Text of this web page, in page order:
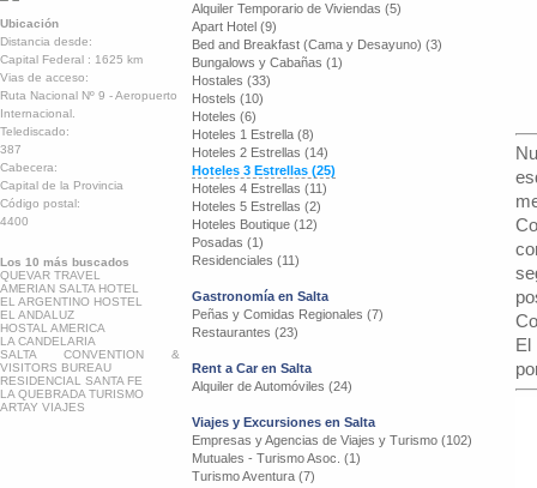
Ubicación
Distancia desde:
Capital Federal : 1625 km
Vias de acceso:
Ruta Nacional Nº 9 - Aeropuerto
Internacional.
Telediscado:
387
Cabecera:
Capital de la Provincia
Código postal:
4400
Los 10 más buscados
QUEVAR TRAVEL
AMERIAN SALTA HOTEL
EL ARGENTINO HOSTEL
EL ANDALUZ
HOSTAL AMERICA
LA CANDELARIA
SALTA CONVENTION &
VISITORS BUREAU
RESIDENCIAL SANTA FE
LA QUEBRADA TURISMO
ARTAY VIAJES
Alquiler Temporario de Viviendas (5)
Apart Hotel (9)
Bed and Breakfast (Cama y Desayuno) (3)
Bungalows y Cabañas (1)
Hostales (33)
Hostels (10)
Hoteles (6)
Hoteles 1 Estrella (8)
Hoteles 2 Estrellas (14)
Hoteles 3 Estrellas (25)
Hoteles 4 Estrellas (11)
Hoteles 5 Estrellas (2)
Hoteles Boutique (12)
Posadas (1)
Residenciales (11)
Gastronomía en Salta
Peñas y Comidas Regionales (7)
Restaurantes (23)
Rent a Car en Salta
Alquiler de Automóviles (24)
Viajes y Excursiones en Salta
Empresas y Agencias de Viajes y Turismo (102)
Mutuales - Turismo Asoc. (1)
Turismo Aventura (7)
El